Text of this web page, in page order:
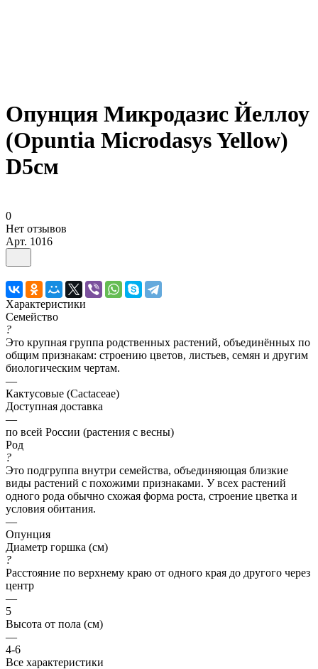
Опунция Микродазис Йеллоу
(Opuntia Microdasys Yellow)
D5см
0
Нет отзывов
Арт. 1016
Характеристики
Семейство
?
Это крупная группа родственных растений, объединённых по
общим признакам: строению цветов, листьев, семян и другим
биологическим чертам.
—
Кактусовые (Cactaceae)
Доступная доставка
—
по всей России (растения с весны)
Род
?
Это подгруппа внутри семейства, объединяющая близкие
виды растений с похожими признаками. У всех растений
одного рода обычно схожая форма роста, строение цветка и
условия обитания.
—
Опунция
Диаметр горшка (см)
?
Расстояние по верхнему краю от одного края до другого через
центр
—
5
Высота от пола (см)
—
4-6
Все характеристики